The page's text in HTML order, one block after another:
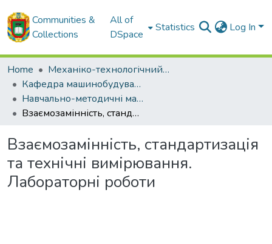
Communities &
Collections
All of
DSpace
Statistics Log In
Home
Механіко-технологічний факультет
Кафедра машинобудування, мехатроніки і робототехніки
Навчально-методичні матеріали кафедри машинобудування, мехатроніки і робототехніки
Взаємозамінність, стандартизація та технічні вимірювання. Лабораторні роботи
Взаємозамінність, стандартизація
та технічні вимірювання.
Лабораторні роботи